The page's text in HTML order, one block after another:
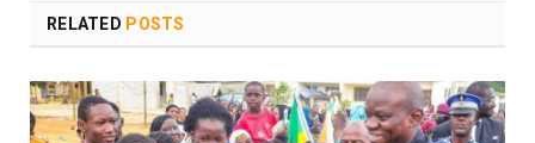
RELATED POSTS